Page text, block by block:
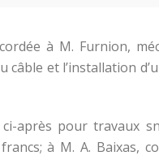
à M. Furnion,
câble et l’installation
après pour travaux
à M. A. Baixas,